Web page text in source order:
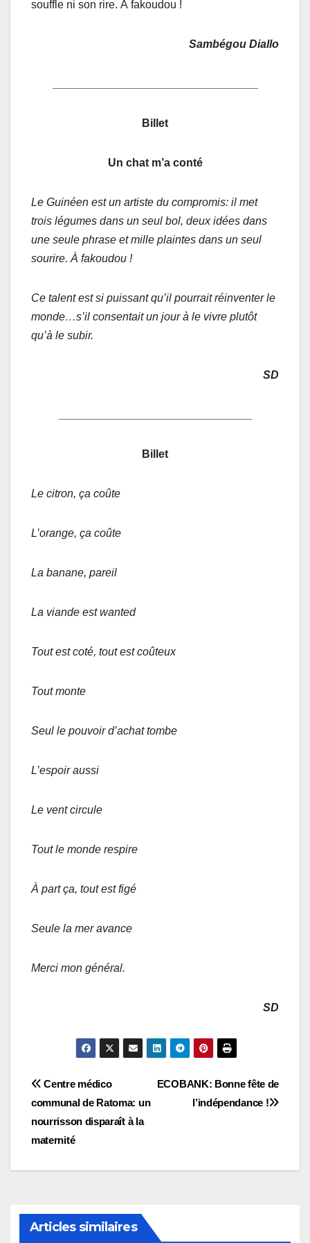
souffle ni son rire. À fakoudou !
Sambégou Diallo
Billet
Un chat m’a conté
Le Guinéen est un artiste du compromis: il met
trois légumes dans un seul bol, deux idées dans
une seule phrase et mille plaintes dans un seul
sourire. À fakoudou !
Ce talent est si puissant qu’il pourrait réinventer le
monde…s’il consentait un jour à le vivre plutôt
qu’à le subir.
SD
Billet
Le citron, ça coûte
L’orange, ça coûte
La banane, pareil
La viande est wanted
Tout est coté, tout est coûteux
Tout monte
Seul le pouvoir d’achat tombe
L’espoir aussi
Le vent circule
Tout le monde respire
À part ça, tout est figé
Seule la mer avance
Merci mon général.
SD
Navigation
de
l’article
ECOBANK: Bonne fête de
l’indépendance !
Centre médico
communal de Ratoma: un
nourrisson disparaît à la
maternité
Articles similaires